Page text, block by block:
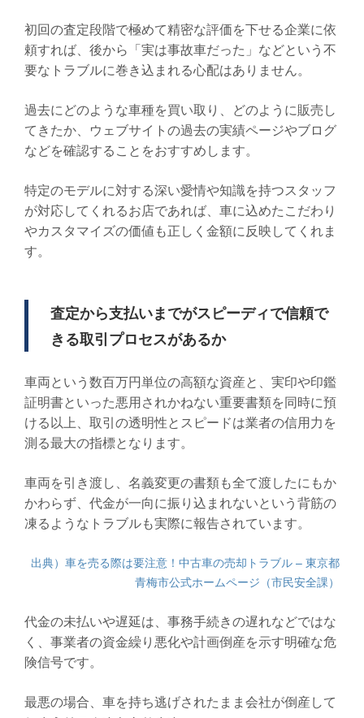
初回の査定段階で極めて精密な評価を下せる企業に依
頼すれば、後から「実は事故車だった」などという不
要なトラブルに巻き込まれる心配はありません。
過去にどのような車種を買い取り、どのように販売し
てきたか、ウェブサイトの過去の実績ページやブログ
などを確認することをおすすめします。
特定のモデルに対する深い愛情や知識を持つスタッフ
が対応してくれるお店であれば、車に込めたこだわり
やカスタマイズの価値も正しく金額に反映してくれま
す。
査定から支払いまでがスピーディで信頼で
きる取引プロセスがあるか
車両という数百万円単位の高額な資産と、実印や印鑑
証明書といった悪用されかねない重要書類を同時に預
ける以上、取引の透明性とスピードは業者の信用力を
測る最大の指標となります。
車両を引き渡し、名義変更の書類も全て渡したにもか
かわらず、代金が一向に振り込まれないという背筋の
凍るようなトラブルも実際に報告されています。
出典）車を売る際は要注意！中古車の売却トラブル – 東京都
青梅市公式ホームページ（市民安全課）
代金の未払いや遅延は、事務手続きの遅れなどではな
く、事業者の資金繰り悪化や計画倒産を示す明確な危
険信号です。
最悪の場合、車を持ち逃げされたまま会社が倒産して